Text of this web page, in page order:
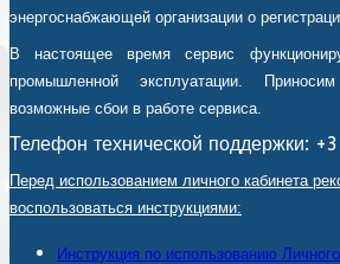
энергоснабжающей организации о
В настоящее время сервис
промышленной эксплуатации.
возможные сбои в работе сервиса.
Телефон технической поддержки:
Перед использованием личного кабинета
воспользоваться инструкциями:
Инструкция по использованию